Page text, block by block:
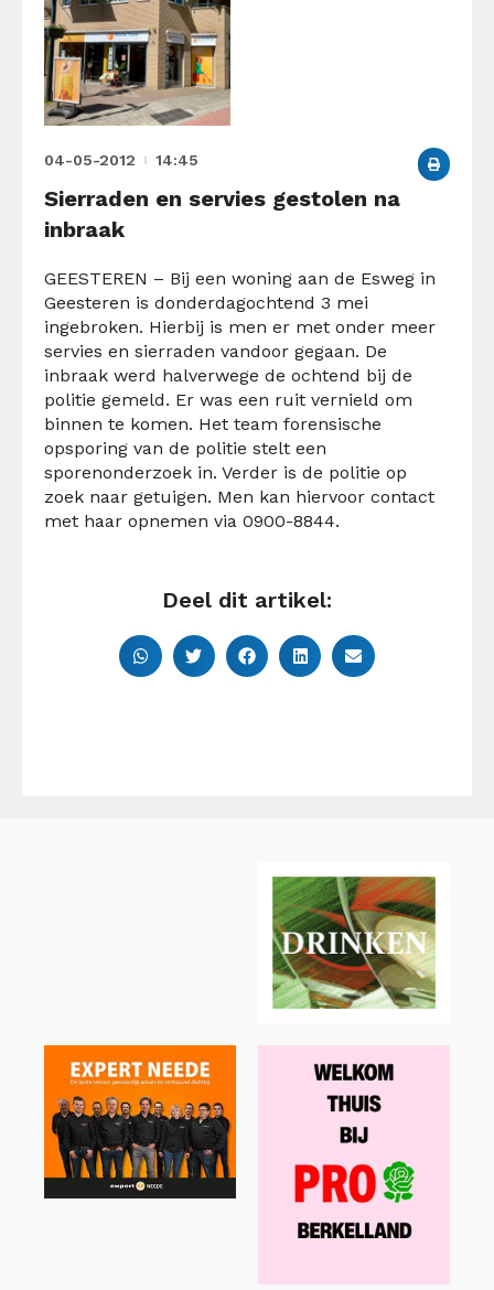
04-05-2012 14:45
Sierraden en servies gestolen na
inbraak
GEESTEREN – Bij een woning aan de Esweg in
Geesteren is donderdagochtend 3 mei
ingebroken. Hierbij is men er met onder meer
servies en sierraden vandoor gegaan. De
inbraak werd halverwege de ochtend bij de
politie gemeld. Er was een ruit vernield om
binnen te komen. Het team forensische
opsporing van de politie stelt een
sporenonderzoek in. Verder is de politie op
zoek naar getuigen. Men kan hiervoor contact
met haar opnemen via 0900-8844.
Deel dit artikel: